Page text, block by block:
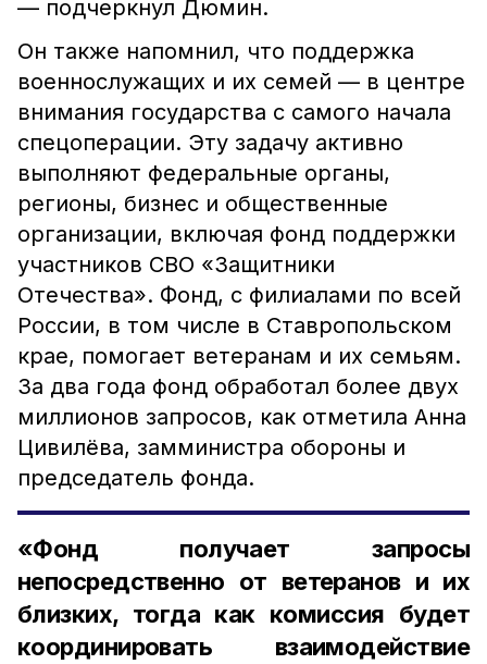
— подчеркнул Дюмин.
Он также напомнил, что поддержка
военнослужащих и их семей — в центре
внимания государства с самого начала
спецоперации. Эту задачу активно
выполняют федеральные органы,
регионы, бизнес и общественные
организации, включая фонд поддержки
участников СВО «Защитники
Отечества». Фонд, с филиалами по всей
России, в том числе в Ставропольском
крае, помогает ветеранам и их семьям.
За два года фонд обработал более двух
миллионов запросов, как отметила Анна
Цивилёва, замминистра обороны и
председатель фонда.
«Фонд получает запросы
непосредственно от ветеранов и их
близких, тогда как комиссия будет
координировать взаимодействие